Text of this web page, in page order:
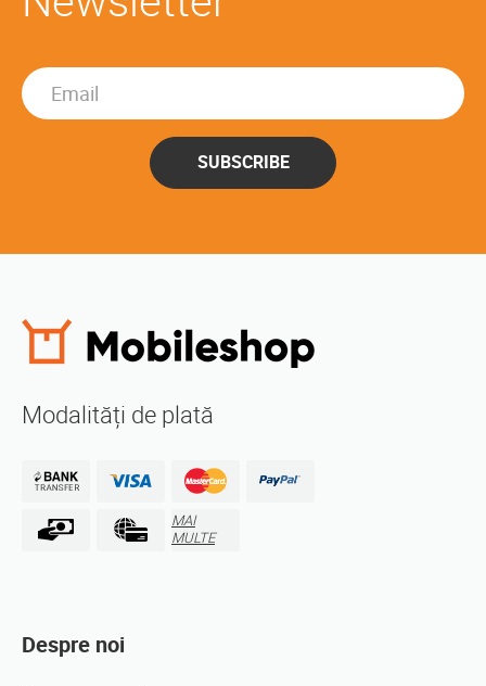
SUBSCRIBE
Modalități de plată
MAI
MULTE
Despre noi